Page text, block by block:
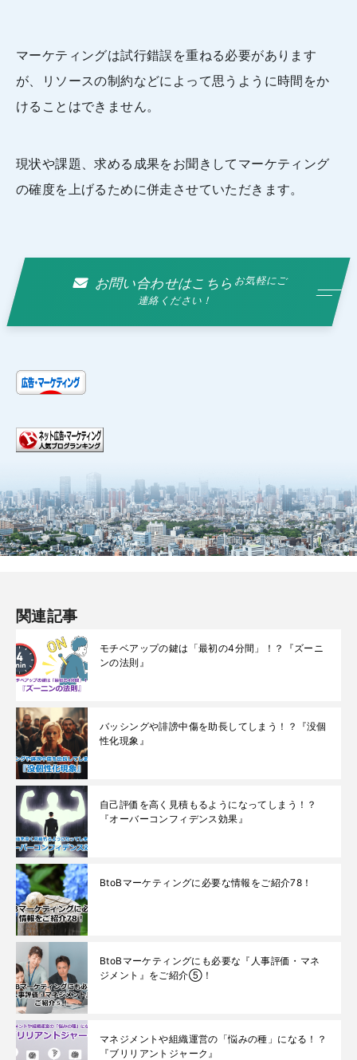
マーケティングは試行錯誤を重ねる必要があります
が、リソースの制約などによって思うように時間をか
けることはできません。
現状や課題、求める成果をお聞きしてマーケティング
の確度を上げるために併走させていただきます。
お問い合わせはこちらお気軽にご
連絡ください！
関連記事
モチベアップの鍵は「最初の4分間」！？『ズーニ
ンの法則』
バッシングや誹謗中傷を助長してしまう！？『没個
性化現象』
自己評価を高く見積もるようになってしまう！？
『オーバーコンフィデンス効果』
BtoBマーケティングに必要な情報をご紹介78！
BtoBマーケティングにも必要な『人事評価・マネ
ジメント』をご紹介⑤！
マネジメントや組織運営の「悩みの種」になる！？
『ブリリアントジャーク』